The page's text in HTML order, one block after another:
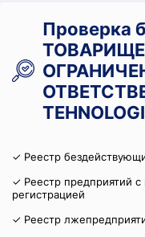
Проверка
✓ Реестр
✓ Реестр предприятий с
регистрацией
✓ Реестр